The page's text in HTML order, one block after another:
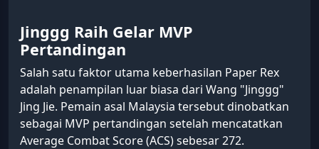
Jinggg Raih Gelar MVP
Pertandingan
Salah satu faktor utama keberhasilan Paper Rex
adalah penampilan luar biasa dari Wang "Jinggg"
Jing Jie. Pemain asal Malaysia tersebut dinobatkan
sebagai MVP pertandingan setelah mencatatkan
Average Combat Score (ACS) sebesar 272.